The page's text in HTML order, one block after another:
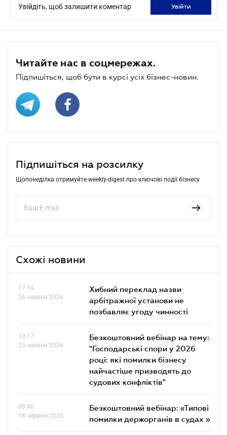
Увійдіть, щоб залишити коментар увійти
Читайте нас в соцмережах.
Підпишіться, щоб бути в курсі усіх бізнес-новин.
Підпишіться на розсилку
Щопонеділка отримуйте weekly-digest про ключові події бізнесу
Схожі новини
17.14
26 червня 2026
Хибний переклад назви
арбітражної установи не
позбавляє угоду чинності
10.17
23 червня 2026
Безкоштовний вебінар на тему:
"Господарські спори у 2026
році: які помилки бізнесу
найчастіше призводять до
судових конфліктів"
09.40
18 червня 2026
Безкоштовний вебінар: «Типові
помилки держорганів в судах »